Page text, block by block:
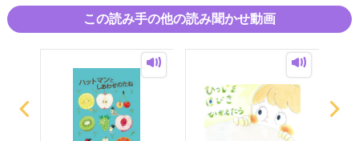
この読み手の他の読み聞かせ動画